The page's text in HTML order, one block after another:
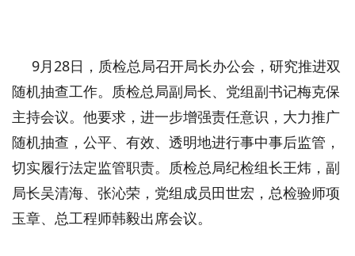
9月28日，质检总局召开局长办公会，研究推进双
随机抽查工作。质检总局副局长、党组副书记梅克保
主持会议。他要求，进一步增强责任意识，大力推广
随机抽查，公平、有效、透明地进行事中事后监管，
切实履行法定监管职责。质检总局纪检组长王炜，副
局长吴清海、张沁荣，党组成员田世宏，总检验师项
玉章、总工程师韩毅出席会议。